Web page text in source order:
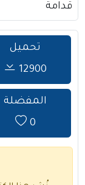
قدامة
تحميل
12900
المفضلة
0